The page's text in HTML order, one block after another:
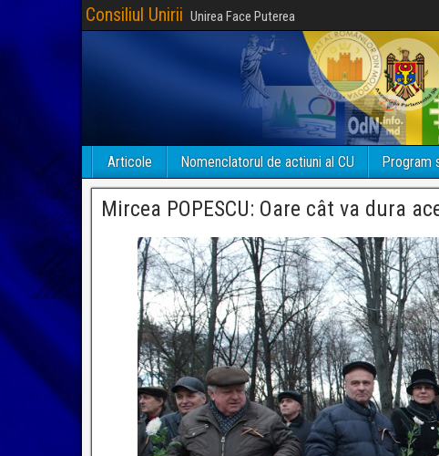
Consiliul Unirii Unirea Face Puterea
Articole Nomenclatorul de actiuni al CU Program
Mircea POPESCU: Oare cât va dura